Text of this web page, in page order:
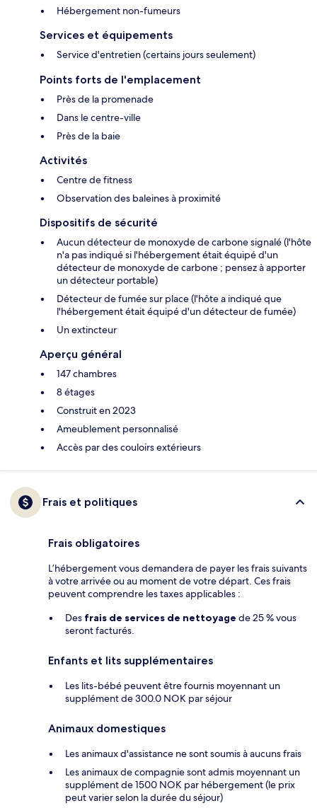
Hébergement non-fumeurs
Services et équipements
Service d'entretien (certains jours seulement)
Points forts de l'emplacement
Près de la promenade
Dans le centre-ville
Près de la baie
Activités
Centre de fitness
Observation des baleines à proximité
Dispositifs de sécurité
Aucun détecteur de monoxyde de carbone signalé (l'hôte
n'a pas indiqué si l'hébergement était équipé d'un
détecteur de monoxyde de carbone ; pensez à apporter
un détecteur portable)
Détecteur de fumée sur place (l'hôte a indiqué que
l'hébergement était équipé d'un détecteur de fumée)
Un extincteur
Aperçu général
147 chambres
8 étages
Construit en 2023
Ameublement personnalisé
Accès par des couloirs extérieurs
Frais et politiques
Frais obligatoires
L’hébergement vous demandera de payer les frais suivants
à votre arrivée ou au moment de votre départ. Ces frais
peuvent comprendre les taxes applicables :
Des frais de services de nettoyage de 25 % vous
seront facturés.
Enfants et lits supplémentaires
Les lits-bébé peuvent être fournis moyennant un
supplément de 300.0 NOK par séjour
Animaux domestiques
Les animaux d'assistance ne sont soumis à aucuns frais
Les animaux de compagnie sont admis moyennant un
supplément de 1500 NOK par hébergement (le prix
peut varier selon la durée du séjour)